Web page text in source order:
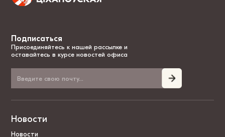
Подписаться
Присоединяйтесь к нашей рассылке и
оставайтесь в курсе новостей офиса
Новости
Новости